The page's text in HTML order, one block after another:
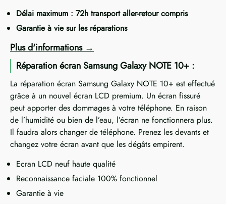
Délai maximum : 72h transport aller-retour compris
Garantie à vie sur les réparations
Plus d'informations
Réparation écran Samsung Galaxy NOTE 10+ :
La réparation écran Samsung Galaxy NOTE 10+ est effectué
grâce à un nouvel écran LCD premium. Un écran fissuré
peut apporter des dommages à votre téléphone. En raison
de l’humidité ou bien de l’eau, l’écran ne fonctionnera plus.
Il faudra alors changer de téléphone. Prenez les devants et
changez votre écran avant que les dégâts empirent.
Ecran LCD neuf haute qualité
Reconnaissance faciale 100% fonctionnel
Garantie à vie